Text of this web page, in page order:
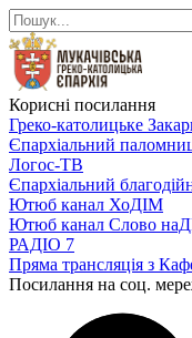
Корисні посилання
Греко-католицьке
Єпархіальний
Логос-ТВ
Єпархіальний
Ютюб канал ХоДІМ
Ютюб канал Слово
РАДІО 7
Пряма трансляція з
Посилання на соц.